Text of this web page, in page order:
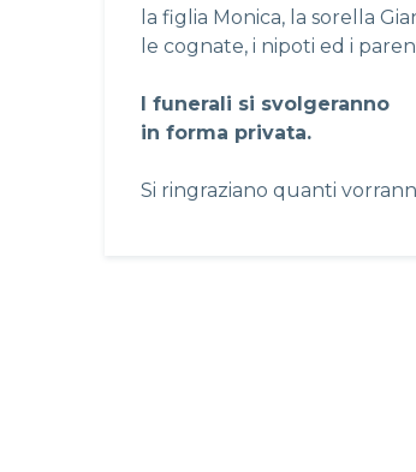
la figlia Monica, la sorella
le cognate, i nipoti ed i
I funerali si svolgeranno
in forma privata.
Si ringraziano quanti